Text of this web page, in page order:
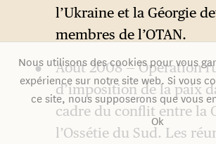
l’Ukraine et la Géorgie
membres de l’OTAN.
Août 2008 — Opération
d’imposition de la paix
cadre du conflit entre la
l’Ossétie du Sud. Les
Nous utilisons des cookies pour vous
expérience sur notre site web. Si vous
ce site, nous supposerons que vous
Ok